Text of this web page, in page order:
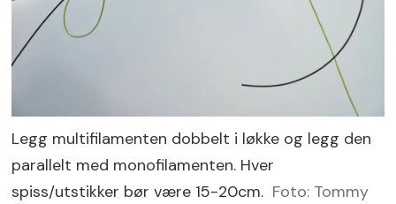
Legg multifilamenten dobbelt i løkke og legg den
parallelt med monofilamenten. Hver
spiss/utstikker bør være 15-20cm. Foto: Tommy